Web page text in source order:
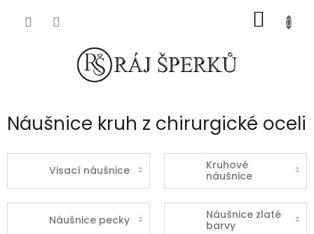
KOŠÍK
Náušnice kruh z chirurgické oceli
Visací náušnice
Kruhové
náušnice
Náušnice pecky
Náušnice zlaté
barvy